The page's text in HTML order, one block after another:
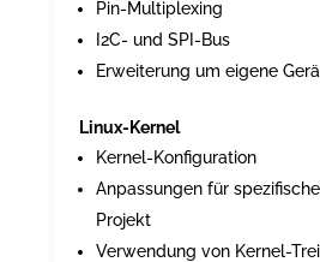
Pin-Multiplexing
I2C- und SPI-Bus
Erweiterung um eigene
Linux-Kernel
Kernel-Konfiguration
Anpassungen für
Projekt
Verwendung von Kernel-